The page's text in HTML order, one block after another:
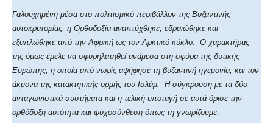
Γαλουχημένη μέσα στο πολιτισμικό περιβάλλον της Βυζαντινής
αυτοκρατορίας, η Ορθοδοξία αναπτύχθηκε, εδραιώθηκε και
εξαπλώθηκε από την Αφρική ως τον Αρκτικό κύκλο. Ο χαρακτήρας
της όμως έμελε να σφυρηλατηθεί ανάμεσα στη σφύρα της δυτικής
Ευρώπης, η οποία από νωρίς αψήφησε τη βυζαντινή ηγεμονία, και τον
άκμονα της κατακτητικής ορμής του Ισλάμ. Η σύγκρουση με τα δύο
ανταγωνιστικά συστήματα και η τελική υποταγή σε αυτά όρισε την
ορθόδοξη αυτότητα και ψυχοσύνθεση όπως τη γνωρίζουμε.